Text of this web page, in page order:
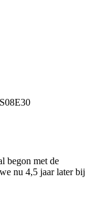
begon met de
nu 4,5 jaar later bij